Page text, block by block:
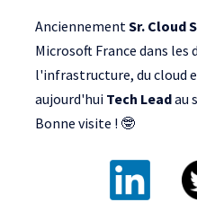
Anciennement Sr. Cloud
Microsoft France dans les
l'infrastructure, du cloud
aujourd'hui Tech Leadau
Bonne visite ! 🤓